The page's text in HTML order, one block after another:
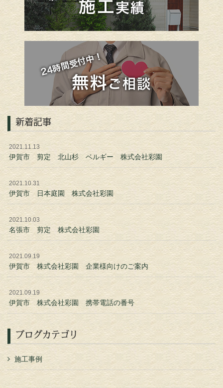
新着記事
2021.11.13
伊賀市 剪定 北山杉 ベルギー 株式会社彩園
2021.10.31
伊賀市 日本庭園 株式会社彩園
2021.10.03
名張市 剪定 株式会社彩園
2021.09.19
伊賀市 株式会社彩園 企業様向けのご案内
2021.09.19
伊賀市 株式会社彩園 携帯電話の番号
ブログカテゴリ
施工事例